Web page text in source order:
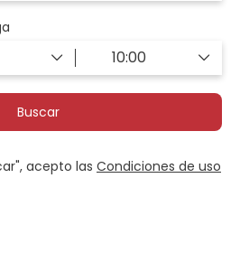
Buscar
acepto las Condiciones de uso